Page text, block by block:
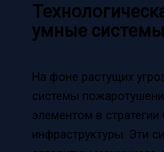
умные
На фоне растущих
системы
элементом в
инфраструктуры. Эти